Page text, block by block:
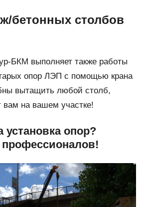
бетонных столбов
БКМ выполняет также работы
опор ЛЭП с помощью крана
вытащить любой столб,
вам на вашем участке!
установка опор?